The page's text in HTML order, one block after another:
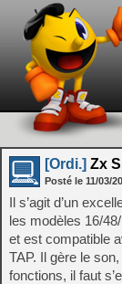
[Ordi.] Zx
Posté le 11/03/
Il s’agit d’un
les modèles 16/
et est compatible
TAP. Il gère le
fonctions, il faut